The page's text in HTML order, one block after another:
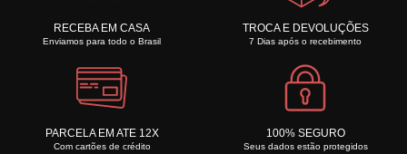
RECEBA EM CASA
Enviamos para todo o Brasil
TROCA E DEVOLUÇÕES
7 Dias após o recebimento
PARCELA EM ATE 12X
Com cartões de crédito
100% SEGURO
Seus dados estão protegidos